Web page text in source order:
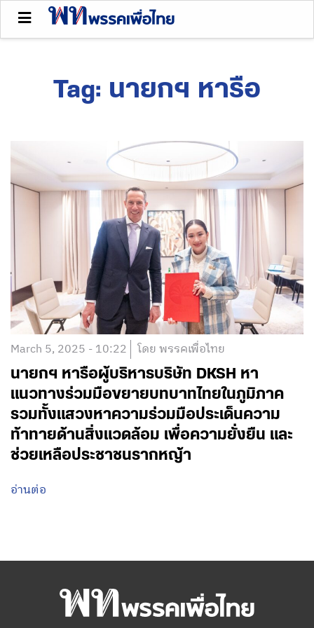
Tag: นายกฯ หารือ
March 5, 2025 - 10:22 โดย พรรคเพื่อไทย
นายกฯ หารือผู้บริหารบริษัท DKSH หา
แนวทางร่วมมือขยายบทบาทไทยในภูมิภาค
รวมทั้งแสวงหาความร่วมมือประเด็นความ
ท้าทายด้านสิ่งแวดล้อม เพื่อความยั่งยืน และ
ช่วยเหลือประชาชนรากหญ้า
อ่านต่อ